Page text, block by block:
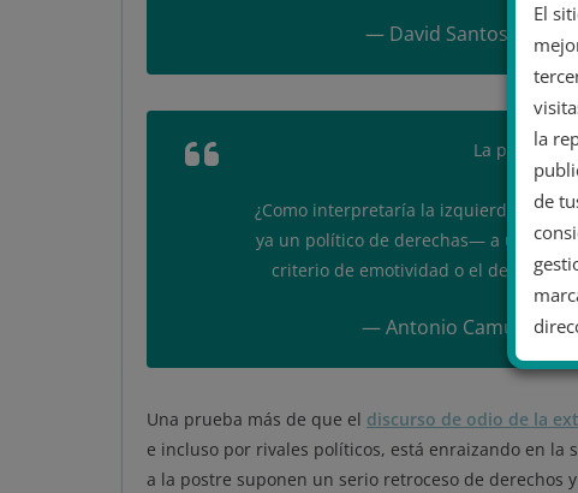
— David Santos
La pregunta
¿Como interpretaría la izquierda un
ya un político de derechas— a una
criterio de emotividad o el de un casi
— Antonio Camuñas
Una prueba más de que el discurso de odio de la
e incluso por rivales políticos, está enraizando en la
a la postre suponen un serio retroceso de derechos
El
la
de